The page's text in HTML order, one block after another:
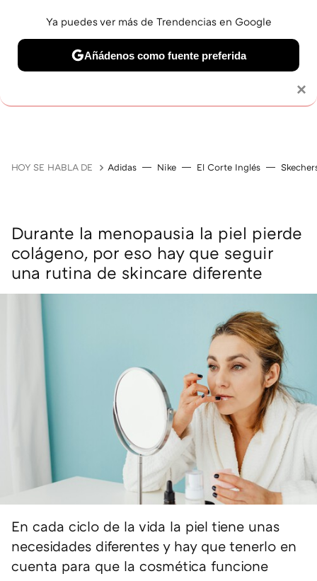
HOY SE HABLA DE Adidas Nike El Corte Inglés
Durante la menopausia la piel pierde
colágeno, por eso hay que seguir
una rutina de skincare diferente
En cada ciclo de la vida la piel tiene unas
necesidades diferentes y hay que tenerlo en
cuenta para que la cosmética funcione
×
Ya puedes ver más de Trendencias en Google
Añádenos como fuente preferida